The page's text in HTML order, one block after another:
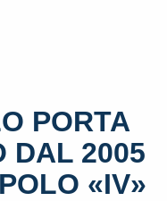
PORTA
DAL 2005
«IV»